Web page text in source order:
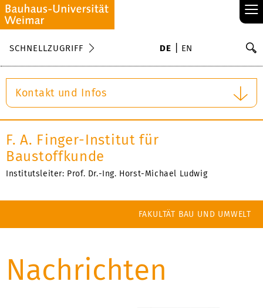
≡
SCHNELLZUGRIFF DE EN
Kontakt und Infos
F. A. Finger-Institut für
Baustoffkunde
Institutsleiter: Prof. Dr.-Ing. Horst-Michael Ludwig
FAKULTÄT BAU UND UMWELT
Nachrichten